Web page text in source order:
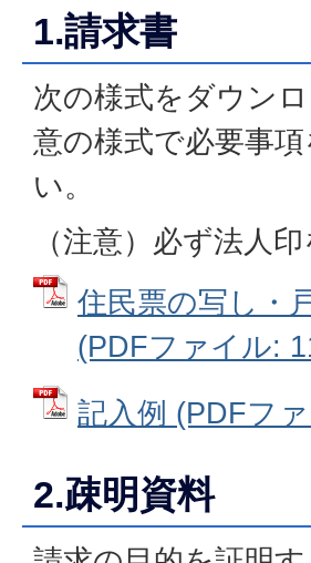
1.請求書
次の様式をダウン
意の様式で必要事
い。
（注意）必ず法人
住民票の写し・
(PDFファイル:
記入例 (PDFフ
2.疎明資料